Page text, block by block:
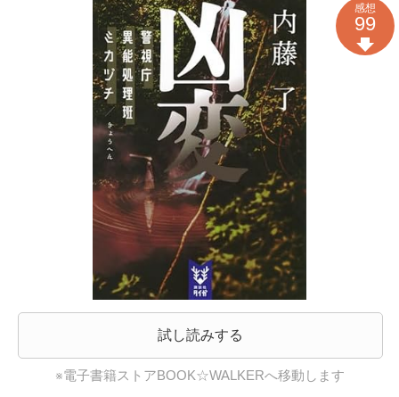
試し読みする
※電子書籍ストアBOOK☆WALKERへ移動します
感想
99